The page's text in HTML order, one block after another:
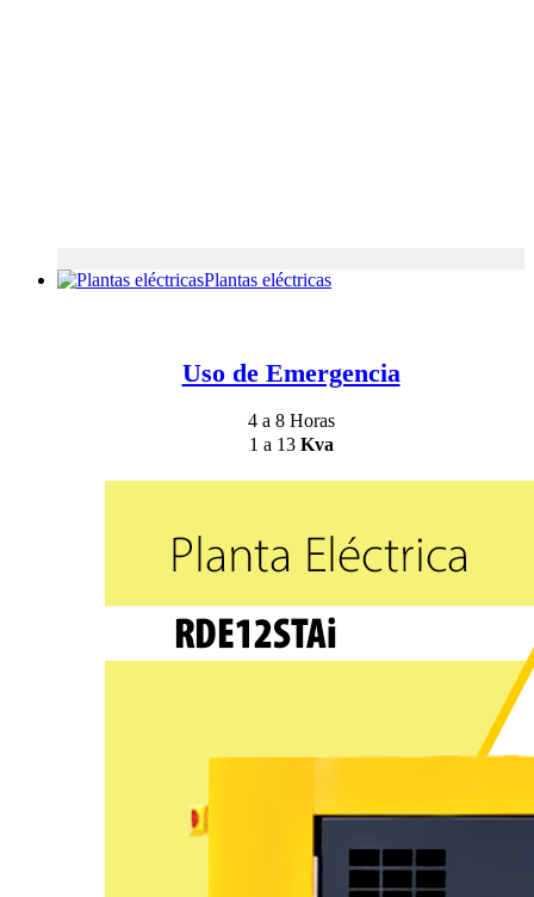
Plantas eléctricas
Uso de Emergencia
4 a 8 Horas
1 a 13 Kva